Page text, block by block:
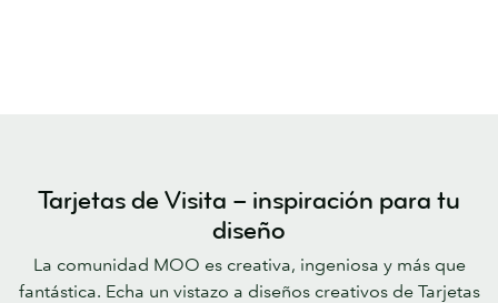
Tarjetas de Visita – inspiración para tu
diseño
La comunidad MOO es creativa, ingeniosa y más que
fantástica. Echa un vistazo a diseños creativos de Tarjetas